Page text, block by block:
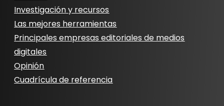
Investigación y recursos
Las mejores herramientas
Principales empresas editoriales de medios
digitales
Opinión
Cuadrícula de referencia